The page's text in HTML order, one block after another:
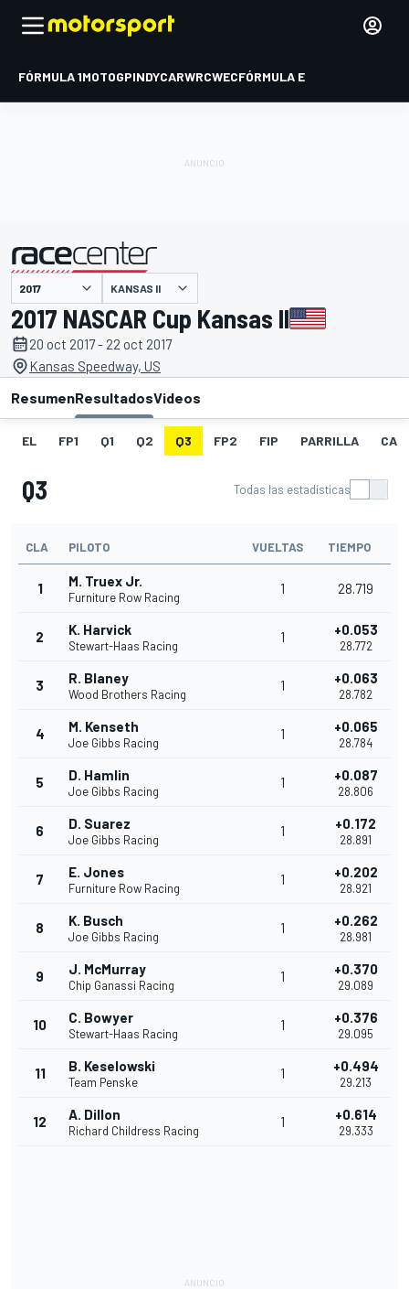
FÓRMULA 1MOTOGPINDYCARWRCWECFÓRMULA E
presentado por KANSAS II
2017 NASCAR Cup Kansas II
20 oct 2017 - 22 oct 2017
Kansas Speedway, US
ResumenResultadosVideos
EL FP1 Q1 Q2 Q3 FP2 FIP PARRILLA
Q3 Todas las estadísticas
CLA PILOTO VUELTAS TIEMPO
1 M. Truex Jr.
Furniture Row Racing
1 28.719
2 K. Harvick
Stewart-Haas Racing
1 +0.053
28.772
3 R. Blaney
Wood Brothers Racing
1 +0.063
28.782
4 M. Kenseth
Joe Gibbs Racing
1 +0.065
28.784
5 D. Hamlin
Joe Gibbs Racing
1 +0.087
28.806
6 D. Suarez
Joe Gibbs Racing
1 +0.172
28.891
7 E. Jones
Furniture Row Racing
1 +0.202
28.921
8 K. Busch
Joe Gibbs Racing
1 +0.262
28.981
9 J. McMurray
Chip Ganassi Racing
1 +0.370
29.089
10 C. Bowyer
Stewart-Haas Racing
1 +0.376
29.095
11 B. Keselowski
Team Penske
1 +0.494
29.213
12 A. Dillon
Richard Childress Racing
1 +0.614
29.333